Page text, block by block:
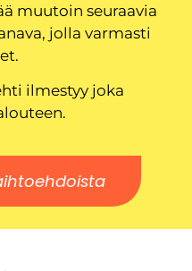
muutoin seuraavia
jolla varmasti
ilmestyy joka